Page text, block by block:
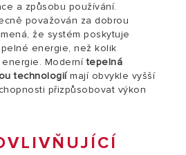
a způsobu používání.
považován za dobrou
že systém poskytuje
energie, než kolik
Modernítepelná
technologiímají obvykle vyšší
přizpůsobovat výkon